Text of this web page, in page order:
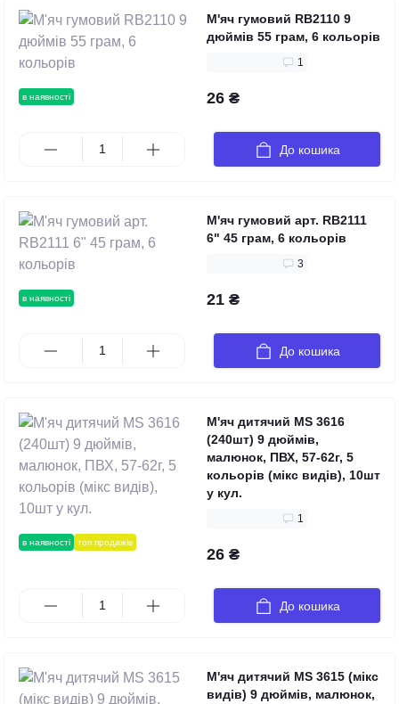
в наявності
М'яч гумовий RB2110 9
дюймів 55 грам, 6 кольорів
1
26 ₴
До кошика
в наявності
М'яч гумовий арт. RB2111
6" 45 грам, 6 кольорів
3
21 ₴
До кошика
в наявності топ продажів
М'яч дитячий MS 3616
(240шт) 9 дюймів,
малюнок, ПВХ, 57-62г, 5
кольорів (мікс видів), 10шт
у кул.
1
26 ₴
До кошика
М'яч дитячий MS 3615 (мікс
видів) 9 дюймів, малюнок,